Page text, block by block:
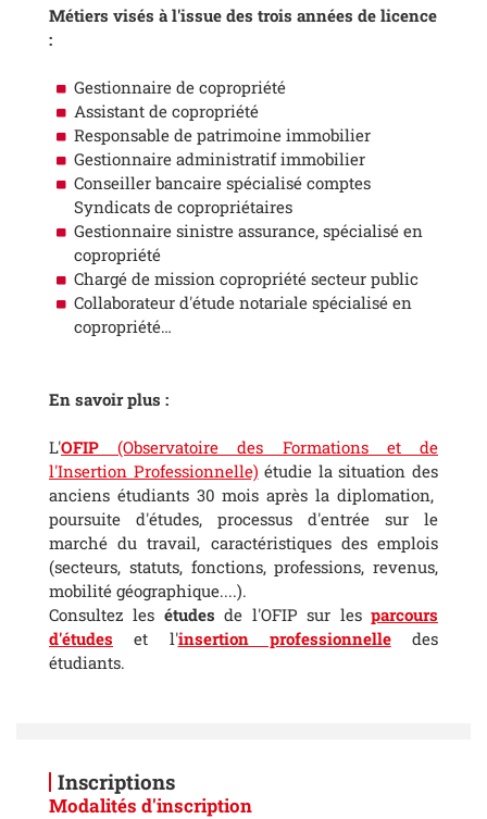
Métiers visés à l'issue des trois années de licence
:
Gestionnaire de copropriété
Assistant de copropriété
Responsable de patrimoine immobilier
Gestionnaire administratif immobilier
Conseiller bancaire spécialisé comptes
Syndicats de copropriétaires
Gestionnaire sinistre assurance, spécialisé en
copropriété
Chargé de mission copropriété secteur public
Collaborateur d'étude notariale spécialisé en
copropriété…
En savoir plus :
L'OFIP (Observatoire des Formations et de
l'Insertion Professionnelle) étudie la situation des
anciens étudiants 30 mois après la diplomation,
poursuite d'études, processus d'entrée sur le
marché du travail, caractéristiques des emplois
(secteurs, statuts, fonctions, professions, revenus,
mobilité géographique....).
Consultez les études de l'OFIP sur lesparcours
d'études et l'insertion professionnelle
des
étudiants.
Inscriptions
Modalités d'inscription